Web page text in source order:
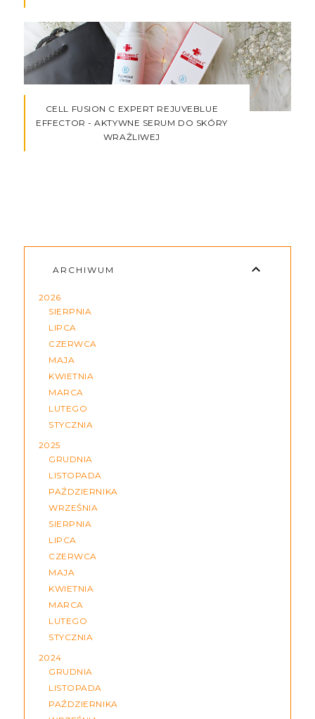
CELL FUSION C EXPERT REJUVEBLUE
EFFECTOR - AKTYWNE SERUM DO SKÓRY
WRAŻLIWEJ
ARCHIWUM
2026
SIERPNIA
LIPCA
CZERWCA
MAJA
KWIETNIA
MARCA
LUTEGO
STYCZNIA
2025
GRUDNIA
LISTOPADA
PAŹDZIERNIKA
WRZEŚNIA
SIERPNIA
LIPCA
CZERWCA
MAJA
KWIETNIA
MARCA
LUTEGO
STYCZNIA
2024
GRUDNIA
LISTOPADA
PAŹDZIERNIKA